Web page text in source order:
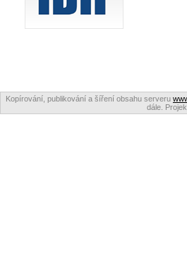
Kopírování, publikování a šíření obsahu serveru
dále.